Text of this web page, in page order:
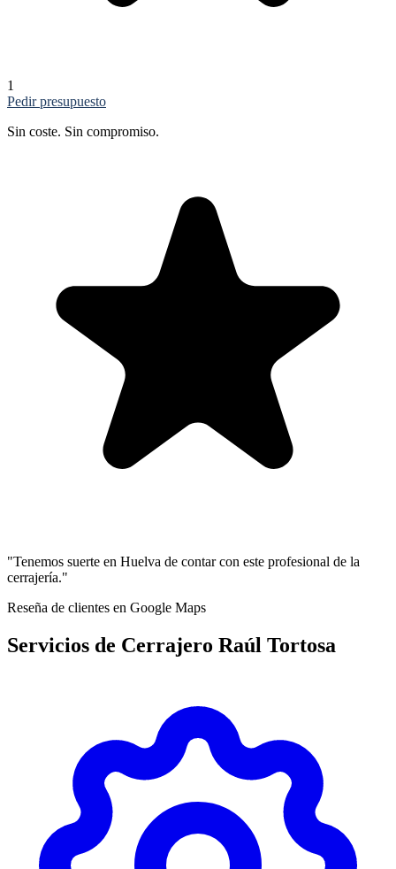
1
Pedir presupuesto
Sin coste. Sin compromiso.
"Tenemos suerte en Huelva de contar con este profesional de la
cerrajería."
Reseña de clientes en Google Maps
Servicios de Cerrajero Raúl Tortosa